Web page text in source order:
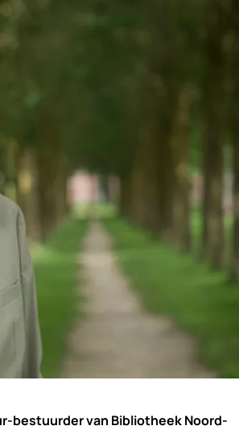
bestuurder van Bibliotheek Noord-